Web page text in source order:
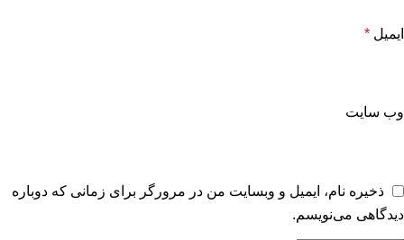
ایمیل *
وب‌ سایت
ذخیره نام، ایمیل و وبسایت من در مرورگر برای زمانی که دوباره
دیدگاهی می‌نویسم.